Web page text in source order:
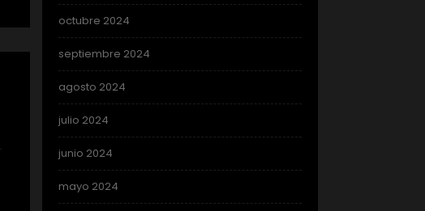
octubre 2024
septiembre 2024
agosto 2024
julio 2024
junio 2024
mayo 2024